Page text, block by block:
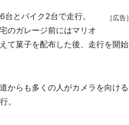
［広告］
とバイク2台で走行。
のガレージ前にはマリオ
て菓子を配布した後、走行を開始
からも多くの人がカメラを向ける
。